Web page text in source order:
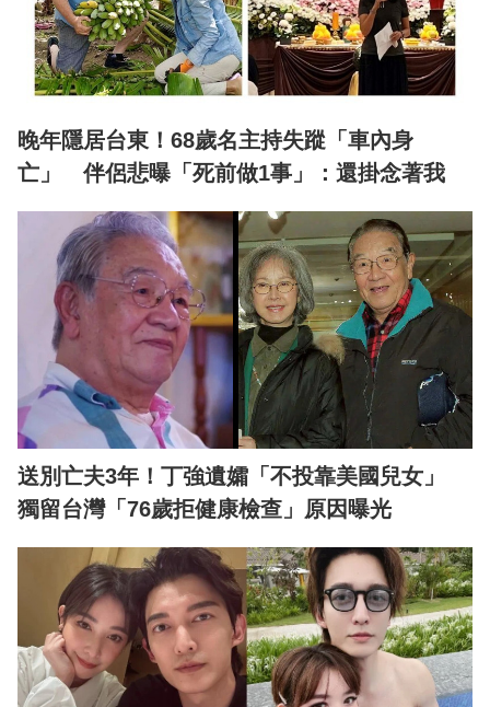
晚年隱居台東！68歲名主持失蹤「車內身
亡」 伴侶悲曝「死前做1事」：還掛念著我
送別亡夫3年！丁強遺孀「不投靠美國兒女」
獨留台灣「76歲拒健康檢查」原因曝光